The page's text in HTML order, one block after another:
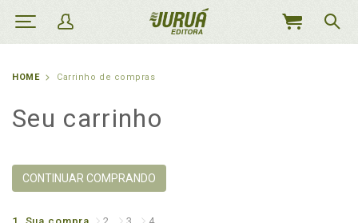
MEU
HOME Carrinho de compras
Seu carrinho
CONTINUAR COMPRANDO